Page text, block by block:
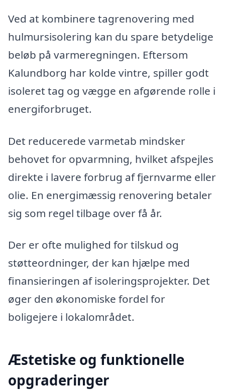
Ved at kombinere tagrenovering med
hulmursisolering kan du spare betydelige
beløb på varmeregningen. Eftersom
Kalundborg har kolde vintre, spiller godt
isoleret tag og vægge en afgørende rolle i
energiforbruget.
Det reducerede varmetab mindsker
behovet for opvarmning, hvilket afspejles
direkte i lavere forbrug af fjernvarme eller
olie. En energimæssig renovering betaler
sig som regel tilbage over få år.
Der er ofte mulighed for tilskud og
støtteordninger, der kan hjælpe med
finansieringen af isoleringsprojekter. Det
øger den økonomiske fordel for
boligejere i lokalområdet.
Æstetiske og funktionelle
opgraderinger